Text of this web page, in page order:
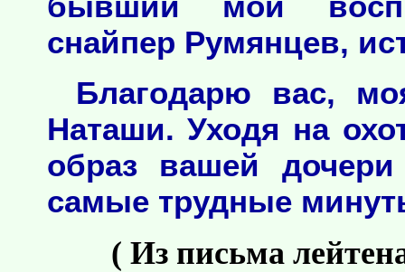
снайпер Румянцев,
Благодарю вас,
Наташи. Уходя на
образ вашей
самые трудные
( Из письма